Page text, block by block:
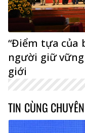
“Điểm tựa của
người giữ
giới
TIN CÙNG